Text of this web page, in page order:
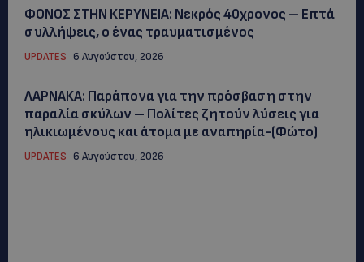
ΦΟΝΟΣ ΣΤΗΝ ΚΕΡΥΝΕΙΑ: Νεκρός 40χρονος – Επτά
συλλήψεις, ο ένας τραυματισμένος
UPDATES 6 Αυγούστου, 2026
ΛΑΡΝΑΚΑ: Παράπονα για την πρόσβαση στην
παραλία σκύλων – Πολίτες ζητούν λύσεις για
ηλικιωμένους και άτομα με αναπηρία-(Φώτο)
UPDATES 6 Αυγούστου, 2026